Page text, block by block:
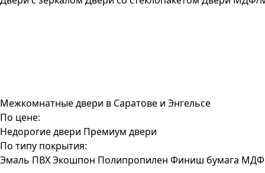
Межкомнатные двери в Саратове и Энгельсе
По цене:
Недорогие двери Премиум двери
По типу покрытия:
Эмаль ПВХЭкошпон Полипропилен Финиш бумага МДФ